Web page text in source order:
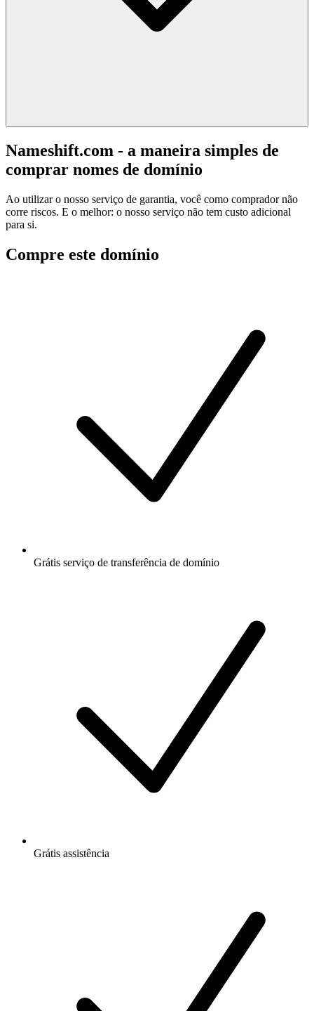
Nameshift.com - a maneira simples de
comprar nomes de domínio
Ao utilizar o nosso serviço de garantia, você como comprador não
corre riscos. E o melhor: o nosso serviço não tem custo adicional
para si.
Compre este domínio
Grátis serviço de transferência de domínio
Grátis assistência